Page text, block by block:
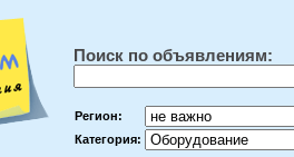
Поиск по объявлениям:
Регион:
Категория: